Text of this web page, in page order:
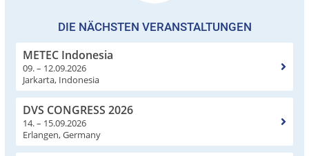
DIE NÄCHSTEN VERANSTALTUNGEN
METEC Indonesia
09. – 12.09.2026
Jarkarta, Indonesia
DVS CONGRESS 2026
14. – 15.09.2026
Erlangen, Germany